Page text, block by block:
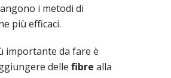
i metodi di
più efficaci.
importante da fare è
delle fibre alla